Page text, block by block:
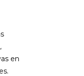
en